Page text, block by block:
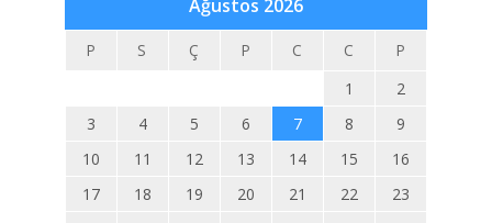
Ağustos 2026
P S Ç P C C
P
1
2
3
4 5 6 7 8
9
10
11 12 13 14 15
16
17
18 19 20 21 22
23